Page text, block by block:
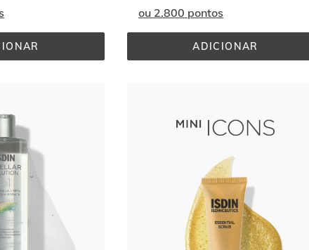
ESSENTIAL
SCRUB
ou 2.800 pontos
ADICIONAR
ESSENTIAL
PURIFIER